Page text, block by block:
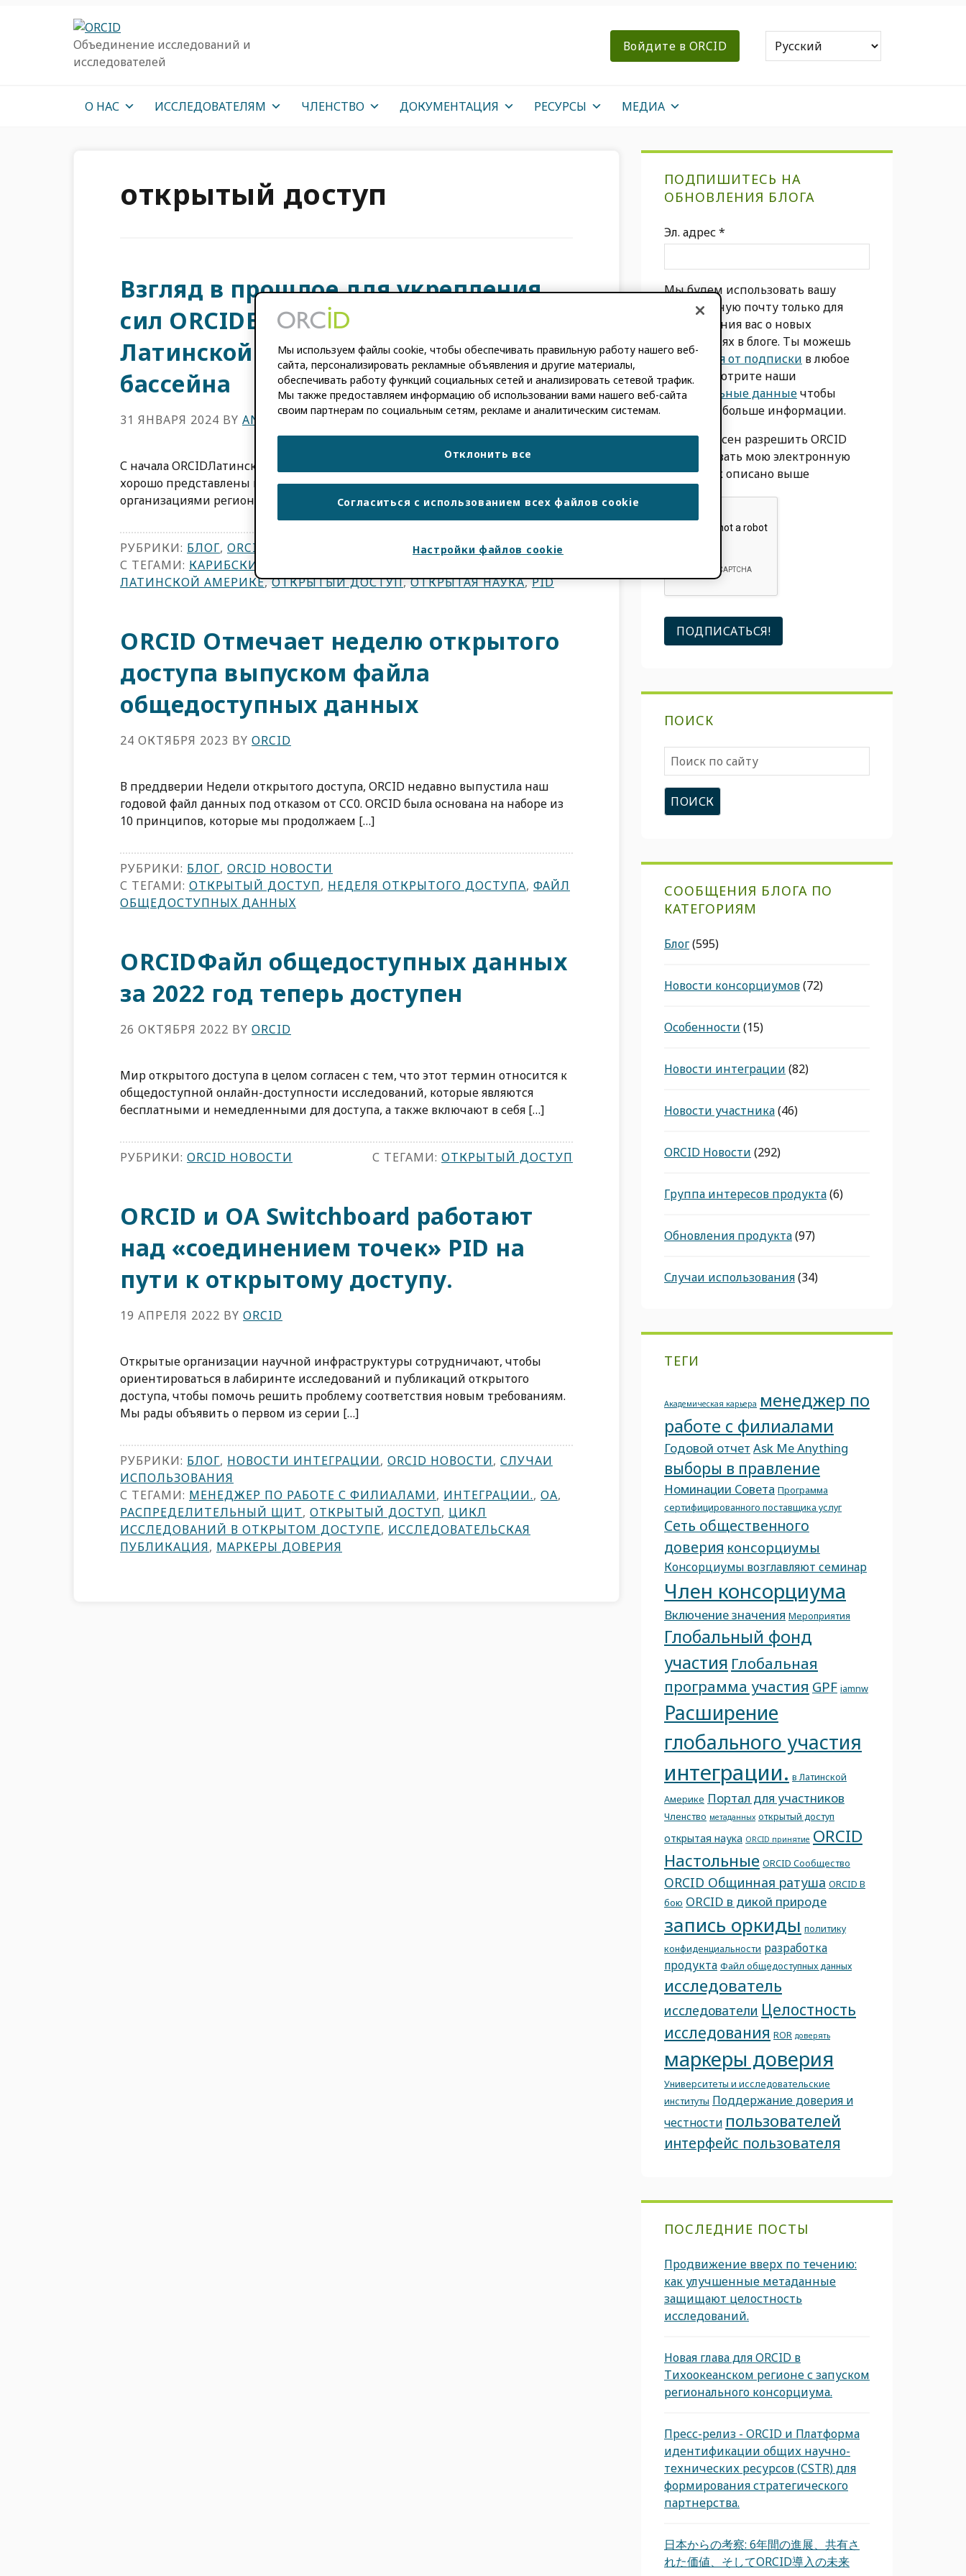
Объединение исследований и
исследователей
Войдите в ORCID
О НАС ИССЛЕДОВАТЕЛЯМ ЧЛЕНСТВО ДОКУМЕНТАЦИЯ РЕСУРСЫ МЕДИА
открытый доступ
Взгляд в прошлое для укрепления
сил ORCIDБудущее региона
Латинской Америки и Карибского
бассейна
31 ЯНВАРЯ 2024 BY ANA PATRICIA CARDOSO
С начала ORCIDЛатинская Америка и страны Карибского бассейна всегда были
хорошо представлены как ORCID персоналом, исследователями и
организациями региона. Хотя сегодня мы […]
РУБРИКИ: БЛОГ, ORCID НОВОСТИ
С ТЕГАМИ: КАРИБСКИЙ
ЛАТИНСКОЙ АМЕРИКЕ,ОТКРЫТЫЙ ДОСТУП,ОТКРЫТАЯ НАУКА,PID
ORCID Отмечает неделю открытого
доступа выпуском файла
общедоступных данных
24 ОКТЯБРЯ 2023 BY ORCID
В преддверии Недели открытого доступа, ORCID недавно выпустила наш
годовой файл данных под отказом от CC0. ORCID была основана на наборе из
10 принципов, которые мы продолжаем […]
РУБРИКИ: БЛОГ, ORCID НОВОСТИ
С ТЕГАМИ: ОТКРЫТЫЙ ДОСТУП, НЕДЕЛЯ ОТКРЫТОГО ДОСТУПА, ФАЙЛ
ОБЩЕДОСТУПНЫХ ДАННЫХ
ORCIDФайл общедоступных данных
за 2022 год теперь доступен
26 ОКТЯБРЯ 2022 BY ORCID
Мир открытого доступа в целом согласен с тем, что этот термин относится к
общедоступной онлайн-доступности исследований, которые являются
бесплатными и немедленными для доступа, а также включают в себя […]
РУБРИКИ: ORCID НОВОСТИ С ТЕГАМИ: ОТКРЫТЫЙ ДОСТУП
ORCID и OA Switchboard работают
над «соединением точек» PID на
пути к открытому доступу.
19 АПРЕЛЯ 2022 BY ORCID
Открытые организации научной инфраструктуры сотрудничают, чтобы
ориентироваться в лабиринте исследований и публикаций открытого
доступа, чтобы помочь решить проблему соответствия новым требованиям.
Мы рады объявить о первом из серии […]
РУБРИКИ: БЛОГ, НОВОСТИ ИНТЕГРАЦИИ, ORCID НОВОСТИ, СЛУЧАИ
ИСПОЛЬЗОВАНИЯ
С ТЕГАМИ: МЕНЕДЖЕР ПО РАБОТЕ С ФИЛИАЛАМИ, ИНТЕГРАЦИИ., OA,
РАСПРЕДЕЛИТЕЛЬНЫЙ ЩИТ, ОТКРЫТЫЙ ДОСТУП, ЦИКЛ
ИССЛЕДОВАНИЙ В ОТКРЫТОМ ДОСТУПЕ, ИССЛЕДОВАТЕЛЬСКАЯ
ПУБЛИКАЦИЯ, МАРКЕРЫ ДОВЕРИЯ
боковая
панель
ПОДПИШИТЕСЬ НА
ОБНОВЛЕНИЯ БЛОГА
Эл. адрес*
Мы будем использовать вашу
электронную почту только для
уведомления вас о новых
сообщениях в блоге. Ты можешь
отказаться от подписки в любое
время. Смотрите наши
Персональные данныечтобы
получить больше информации.
Я согласен разрешить ORCID
использовать мою электронную
почту, как описано выше
ПОИСК
Поиск
по
сайту
СООБЩЕНИЯ БЛОГА ПО
КАТЕГОРИЯМ
Блог(595)
Новости консорциумов(72)
Особенности (15)
Новости интеграции (82)
Новости участника(46)
ORCID Новости (292)
Группа интересов продукта(6)
Обновления продукта(97)
Случаи использования(34)
ТЕГИ
Академическая карьера менеджер по
работе с филиалами
Годовой отчет Ask Me Anything
выборы в правление
Номинации Совета Программа
сертифицированного поставщика услуг
Сеть общественного
доверия консорциумы
Консорциумы возглавляют семинар
Член консорциума
Включение значения Мероприятия
Глобальный фонд
участия Глобальная
программа участия GPF iamnw
Расширение
глобального участия
интеграции. в Латинской
Америке Портал для участников
Членство метаданных открытый доступ
открытая наука ORCID принятие ORCID
Настольные ORCID Сообщество
ORCID Общинная ратуша ORCID В
бою ORCID в дикой природе
запись оркиды политику
конфиденциальности разработка
продукта Файл общедоступных данных
исследователь
исследователи Целостность
исследования ROR доверять
маркеры доверия
Университеты и исследовательские
институты Поддержание доверия и
честности пользователей
интерфейс пользователя
ПОСЛЕДНИЕ ПОСТЫ
Продвижение вверх по течению:
как улучшенные метаданные
защищают целостность
исследований.
Новая глава для ORCID в
Тихоокеанском регионе с запуском
регионального консорциума.
Пресс-релиз - ORCID и Платформа
идентификации общих научно-
технических ресурсов (CSTR) для
формирования стратегического
партнерства.
日本からの考察: 6年間の進展、共有さ
れた価値、そしてORCID導入の未来
Мы используем файлы cookie, чтобы обеспечивать правильную работу нашего веб-
сайта, персонализировать рекламные объявления и другие материалы,
обеспечивать работу функций социальных сетей и анализировать сетевой трафик.
Мы также предоставляем информацию об использовании вами нашего веб-сайта
своим партнерам по социальным сетям, рекламе и аналитическим системам.
Отклонить все
Согласиться с использованием всех файлов cookie
Настройки файлов cookie